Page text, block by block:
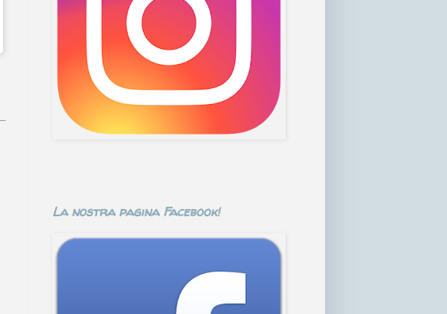
La nostra pagina Facebook!